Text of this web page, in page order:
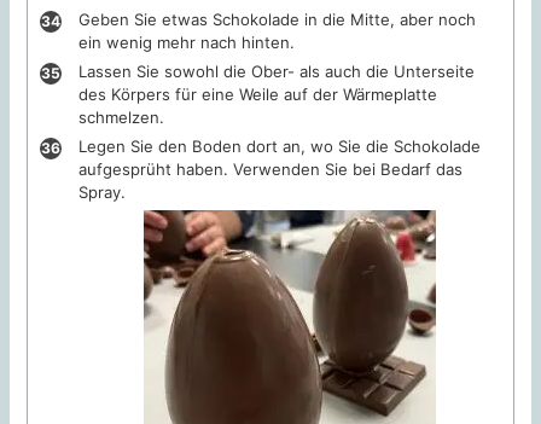
Geben Sie etwas Schokolade in die Mitte, aber noch
ein wenig mehr nach hinten.
Lassen Sie sowohl die Ober- als auch die Unterseite
des Körpers für eine Weile auf der Wärmeplatte
schmelzen.
Legen Sie den Boden dort an, wo Sie die Schokolade
aufgesprüht haben. Verwenden Sie bei Bedarf das
Spray.